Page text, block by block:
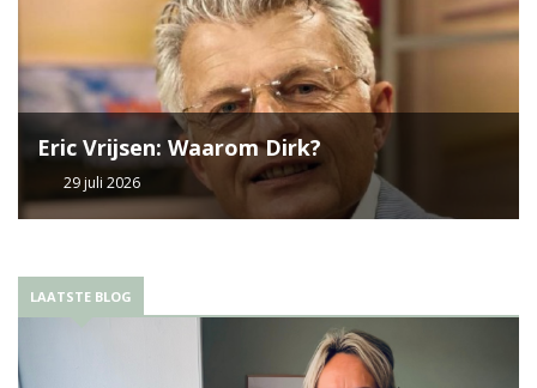
Eric Vrijsen: Waarom Dirk?
29 juli 2026
LAATSTE BLOG